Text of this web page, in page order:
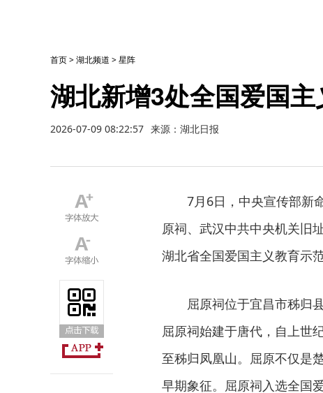
首页>湖北频道 >星阵
湖北新增3处全国爱国
2026-07-09 08:22:57 来源：湖北日报
7月6日，中央宣传部新
原祠、武汉中共中央机关旧
湖北省全国爱国主义教育示
屈原祠位于宜昌市秭归
屈原祠始建于唐代，自上世
至秭归凤凰山。屈原不仅是
早期象征。屈原祠入选全国